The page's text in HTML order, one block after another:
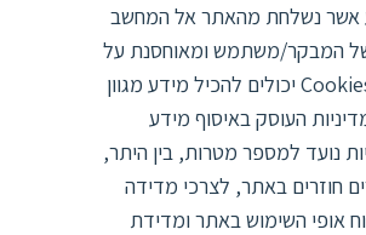
אשר נשלחת מהאתר אל המחשב
המבקר/משתמש ומאוחסנת על
מכשיר הקצה שלך. ה-Cookies יכולים להכיל מידע מגוון
העוסק באיסוף מידע
נועד למספר מטרות, בין היתר,
חוזרים באתר, לצרכי מדידה
אופי השימוש באתר ומדידת